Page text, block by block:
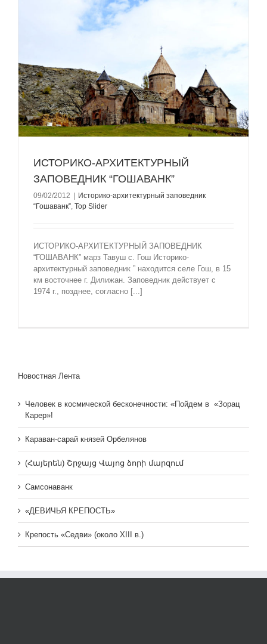
ИСТОРИКО-АРХИТЕКТУРНЫЙ
ЗАПОВЕДНИК “ГОШАВАНК”
09/02/2012
Историко-архитектурный заповедник
“Гошаванк”, Top Slider
ИСТОРИКО-АРХИТЕКТУРНЫЙ ЗАПОВЕДНИК
“ГОШАВАНК” марз Тавуш с. Гош Историко-
архитектурный заповедник ” находится селе Гош, в 15
км восточнее г. Дилижан. Заповедник действует с
1974 г., позднее, согласно [...]
Новостная Лента
Человек в космической бесконечности: «Пойдем в «Зорац
Карер»!
Караван-сарай князей Орбелянов
(Հայերեն) Շրջայց Վայոց ձորի մարզում
Самсонаванк
«ДЕВИЧЬЯ КРЕПОСТЬ»
Крепость «Седви» (около XIII в.)